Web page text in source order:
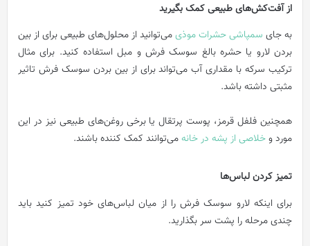
از آفت‌کش‌های طبیعی کمک بگیرید
به جای سمپاشی حشرات موذیمی‌توانید از محلول‌های طبیعی برای از بین
بردن لارو یا حشره بالغ سوسک فرش و مبل استفاده کنید. برای مثال
ترکیب سرکه با مقداری آب می‌تواند برای از بین بردن سوسک‌ فرش تاثیر
مثبتی داشته باشد.
همچنین فلفل قرمز، پوست پرتقال یا برخی روغن‌های طبیعی نیز در این
مورد وخلاصی از پشه‌ در خانهمی‌توانند کمک کننده باشند.
تمیز کردن لباس‌ها
برای اینکه لارو سوسک فرش را از میان لباس‌های خود تمیز کنید باید
چندی مرحله را پشت سر بگذارید.